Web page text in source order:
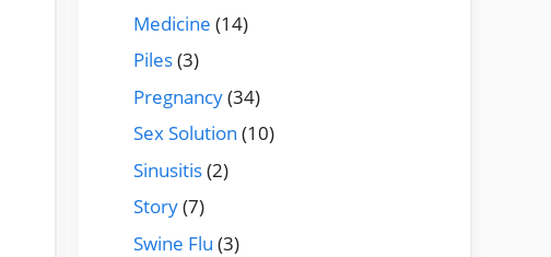
Medicine (14)
Piles(3)
Pregnancy(34)
Sex Solution (10)
Sinusitis(2)
Story(7)
Swine Flu (3)